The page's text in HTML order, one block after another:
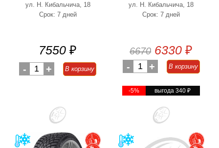
ул. Н. Кибальчича, 18
Срок: 7 дней
7550 ₽
- 1 + В корзину
ул. Н. Кибальчича, 18
Срок: 7 дней
6670 6330 ₽
- 1 + В корзину
-5% выгода 340₽